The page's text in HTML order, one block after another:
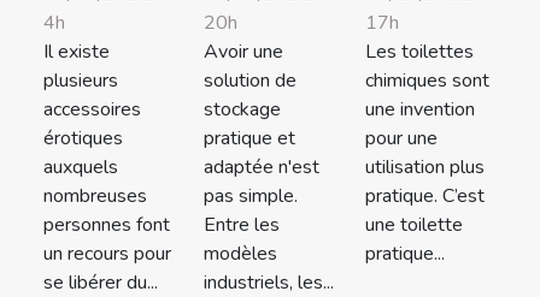
4h
Il existe
plusieurs
accessoires
érotiques
auxquels
nombreuses
personnes font
un recours pour
se libérer du...
20h
Avoir une
solution de
stockage
pratique et
adaptée n'est
pas simple.
Entre les
modèles
industriels, les...
17h
Les toilettes
chimiques sont
une invention
pour une
utilisation plus
pratique. C’est
une toilette
pratique...